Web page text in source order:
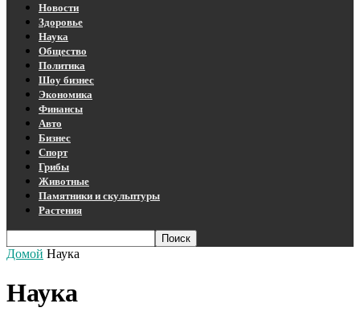
Новости
Здоровье
Наука
Общество
Политика
Шоу бизнес
Экономика
Финансы
Авто
Бизнес
Спорт
Грибы
Животные
Памятники и скульптуры
Растения
Домой Наука
Наука